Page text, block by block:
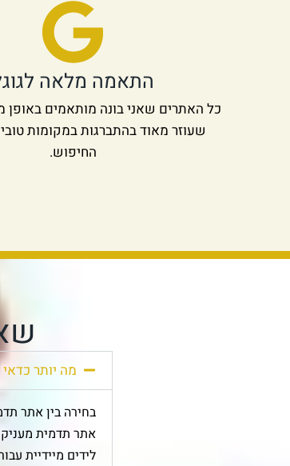
התאמה מלאה
כל האתרים שאני בונה מותאמים באופן
שעוזר מאוד בהתברגות במקומות
החיפוש.
מה יותר
בחירה בין אתר
אתר תדמית
לידים מיידיית